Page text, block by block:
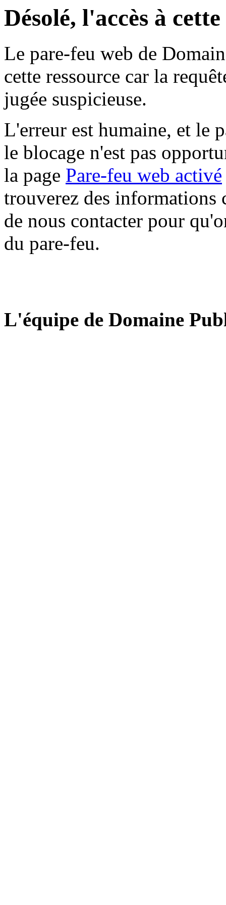
Désolé, l'accès à
Le pare-feu web de
cette ressource car la
jugée suspicieuse.
L'erreur est humaine, et le
le blocage n'est pas
la page Pare-feu web activé
trouverez des informations
de nous contacter pour
du pare-feu.
L'équipe de Domaine